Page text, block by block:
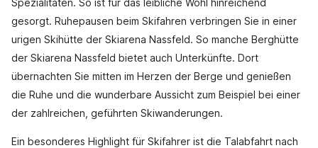
Spezialitäten. So ist für das leibliche Wohl hinreichend
gesorgt. Ruhepausen beim Skifahren verbringen Sie in einer
urigen Skihütte der Skiarena Nassfeld. So manche Berghütte
der Skiarena Nassfeld bietet auch Unterkünfte. Dort
übernachten Sie mitten im Herzen der Berge und genießen
die Ruhe und die wunderbare Aussicht zum Beispiel bei einer
der zahlreichen, geführten Skiwanderungen.
Ein besonderes Highlight für Skifahrer ist die Talabfahrt nach